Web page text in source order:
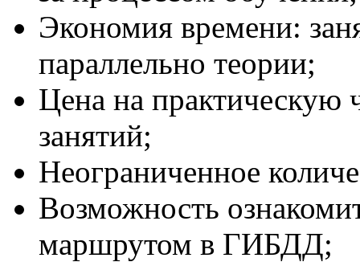
Экономия времени:
параллельно теории;
Цена на практическую
занятий;
Неограниченное
Возможность
маршрутом в ГИБДД;